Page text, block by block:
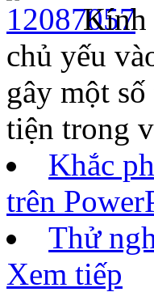
Kính
chủ yếu
gây một
tiện trong
Khắc
trên
Thử
Xem tiếp